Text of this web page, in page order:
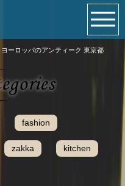
ーロッパのアンティーク 東京都
fashion
zakka kitchen